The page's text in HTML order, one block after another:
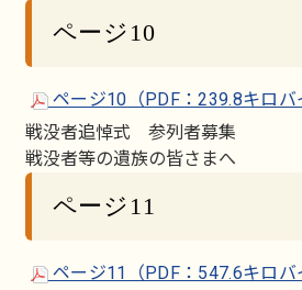
ページ10
ページ10（PDF：239.8キロ
戦没者追悼式 参列者募集
戦没者等の遺族の皆さまへ
ページ11
ページ11（PDF：547.6キロ